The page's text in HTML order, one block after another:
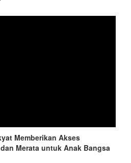
Memberikan Akses
Merata untuk Anak Bangsa